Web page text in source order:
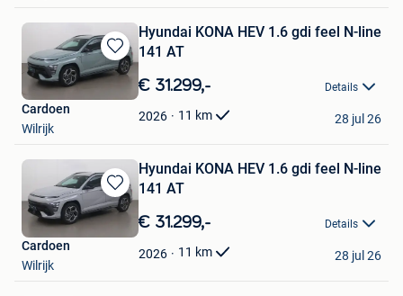
Bewaren
in
Favorieten
Hyundai KONA HEV 1.6 gdi feel N-line
141 AT
€ 31.299,- Details
2026 11 km
Cardoen
Wilrijk
28 jul 26
Bewaren
in
Favorieten
Hyundai KONA HEV 1.6 gdi feel N-line
141 AT
€ 31.299,- Details
2026 11 km
Cardoen
Wilrijk
28 jul 26